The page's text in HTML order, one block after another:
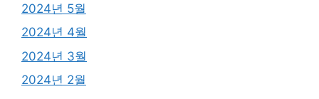
2024년 5월
2024년 4월
2024년 3월
2024년 2월